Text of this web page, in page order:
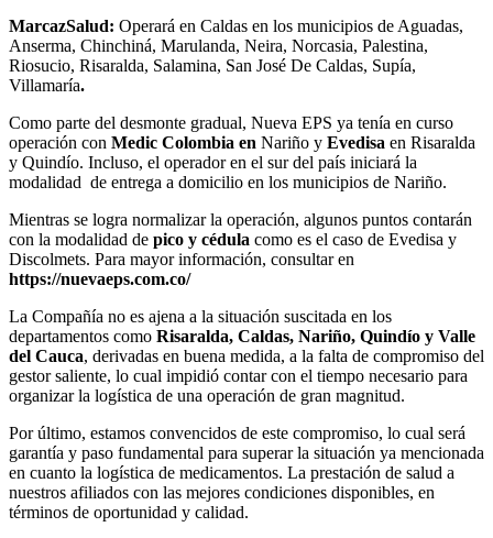
MarcazSalud: Operará en Caldas en los municipios de Aguadas,
Anserma, Chinchiná, Marulanda, Neira, Norcasia, Palestina,
Riosucio, Risaralda, Salamina, San José De Caldas, Supía,
Villamaría.
Como parte del desmonte gradual, Nueva EPS ya tenía en curso
operación con Medic Colombia en Nariño y Evedisa en Risaralda
y Quindío. Incluso, el operador en el sur del país iniciará la
modalidad de entrega a domicilio en los municipios de Nariño.
Mientras se logra normalizar la operación, algunos puntos contarán
con la modalidad de pico y cédula como es el caso de Evedisa y
Discolmets. Para mayor información, consultar en
https://nuevaeps.com.co/
La Compañía no es ajena a la situación suscitada en los
departamentos como Risaralda, Caldas, Nariño, Quindío y Valle
del Cauca, derivadas en buena medida, a la falta de compromiso del
gestor saliente, lo cual impidió contar con el tiempo necesario para
organizar la logística de una operación de gran magnitud.
Por último, estamos convencidos de este compromiso, lo cual será
garantía y paso fundamental para superar la situación ya mencionada
en cuanto la logística de medicamentos. La prestación de salud a
nuestros afiliados con las mejores condiciones disponibles, en
términos de oportunidad y calidad.